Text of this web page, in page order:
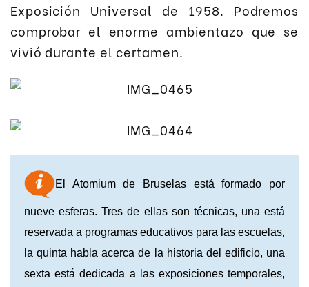
Exposición Universal de 1958. Podremos
comprobar el enorme ambientazo que se
vivió durante el certamen.
El Atomium de Bruselas está formado por
nueve esferas. Tres de ellas son técnicas, una está
reservada a programas educativos para las escuelas,
la quinta habla acerca de la historia del edificio, una
sexta está dedicada a las exposiciones temporales,